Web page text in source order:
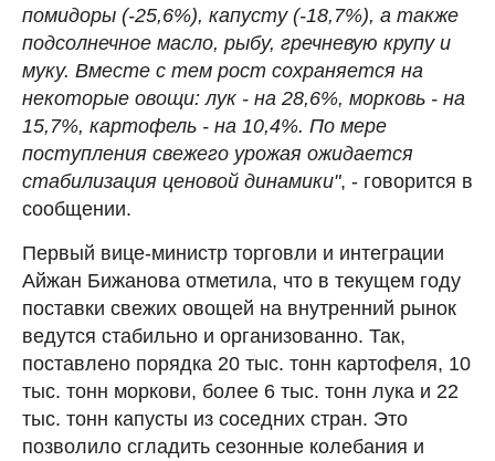
помидоры (-25,6%), капусту (-18,7%), а также
подсолнечное масло, рыбу, гречневую крупу и
муку. Вместе с тем рост сохраняется на
некоторые овощи: лук - на 28,6%, морковь - на
15,7%, картофель - на 10,4%. По мере
поступления свежего урожая ожидается
стабилизация ценовой динамики", - говорится в
сообщении.
Первый вице-министр торговли и интеграции
Айжан Бижанова отметила, что в текущем году
поставки свежих овощей на внутренний рынок
ведутся стабильно и организованно. Так,
поставлено порядка 20 тыс. тонн картофеля, 10
тыс. тонн моркови, более 6 тыс. тонн лука и 22
тыс. тонн капусты из соседних стран. Это
позволило сгладить сезонные колебания и